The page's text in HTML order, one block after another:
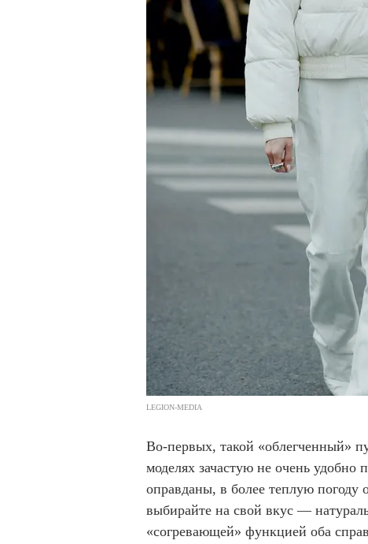
LEGION-MEDIA
Во-первых, такой «облегченный»
моделях зачастую не очень удобно
оправданы, в более теплую
выбирайте на свой вкус —
«согревающей» функцией оба